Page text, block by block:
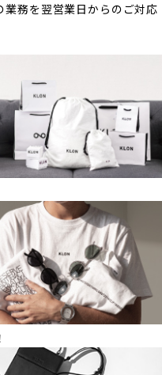
務を翌営業日からのご対応